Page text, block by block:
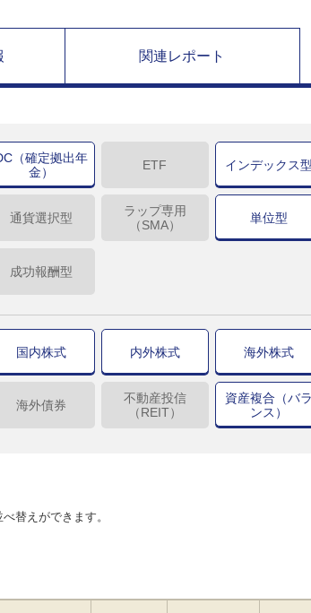
関連レポート
（確定拠出年
金）
ETF インデックス型
通貨選択型
ラップ専用
（SMA）
単位型
成功報酬型
国内株式 内外株式 海外株式
海外債券
不動産投信
（REIT）
資産複合（バラ
ンス）
替えができます。